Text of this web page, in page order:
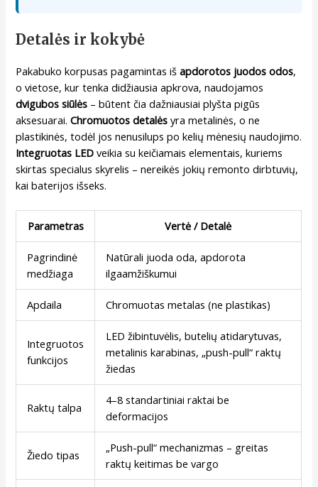
Detalės ir kokybė
Pakabuko korpusas pagamintas išapdorotos juodos odos,
o vietose, kur tenka didžiausia apkrova, naudojamos
dvigubos siūlės – būtent čia dažniausiai plyšta pigūs
aksesuarai.Chromuotos detalės yra metalinės, o ne
plastikinės, todėl jos nenusilups po kelių mėnesių naudojimo.
Integruotas LED veikia su keičiamais elementais, kuriems
skirtas specialus skyrelis – nereikės jokių remonto dirbtuvių,
kai baterijos išseks.
Parametras Vertė / Detalė
Pagrindinė
medžiaga
Natūrali juoda oda, apdorota
ilgaamžiškumui
Apdaila Chromuotas metalas (ne plastikas)
Integruotos
funkcijos
LED žibintuvėlis, butelių atidarytuvas,
metalinis karabinas, „push-pull“ raktų
žiedas
Raktų talpa
4–8 standartiniai raktai be
deformacijos
Žiedo tipas
„Push-pull“ mechanizmas – greitas
raktų keitimas be vargo